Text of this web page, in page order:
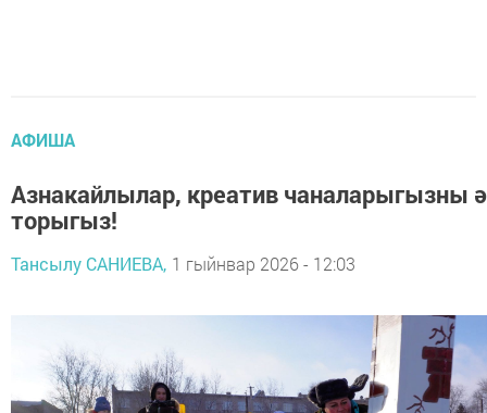
АФИША
Азнакайлылар, креатив чаналарыгызны
торыгыз!
Тансылу САНИЕВА, 1 гыйнвар 2026 - 12:03